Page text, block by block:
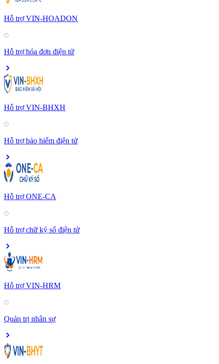
Hỗ trợ VIN-HOADON
Hỗ trợ hóa đơn điện tử
Hỗ trợ VIN-BHXH
Hỗ trợ bảo hiểm điện tử
Hỗ trợ ONE-CA
Hỗ trợ chữ ký số điện tử
Hỗ trợ VIN-HRM
Quản trị nhân sự